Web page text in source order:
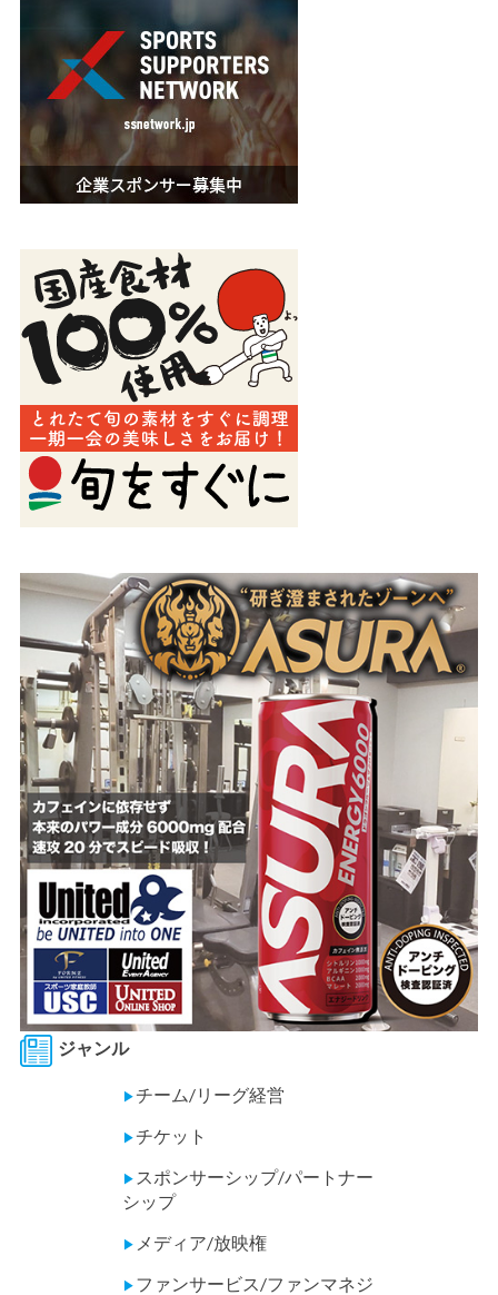
ジャンル
▶チーム/リーグ経営
▶チケット
▶ スポンサーシップ/パートナー
シップ
▶ メディア/放映権
▶ ファンサービス/ファンマネジ